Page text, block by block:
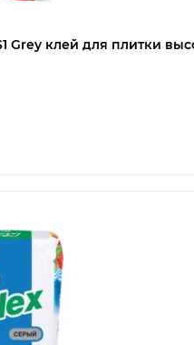
Grey клей для плитки